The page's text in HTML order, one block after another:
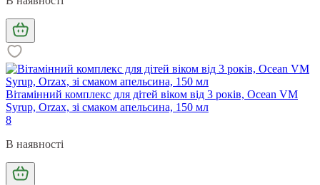
Вітамінний комплекс для дітей віком від 3 років, Ocean VM
Syrup, Orzax, зі смаком апельсина, 150 мл
8
В наявності